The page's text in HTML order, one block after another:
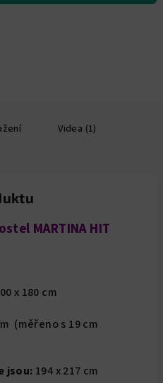
Videa (1)
MARTINA HIT
x 180 cm
(měřeno s 19 cm
jsou: 194 x 217 cm